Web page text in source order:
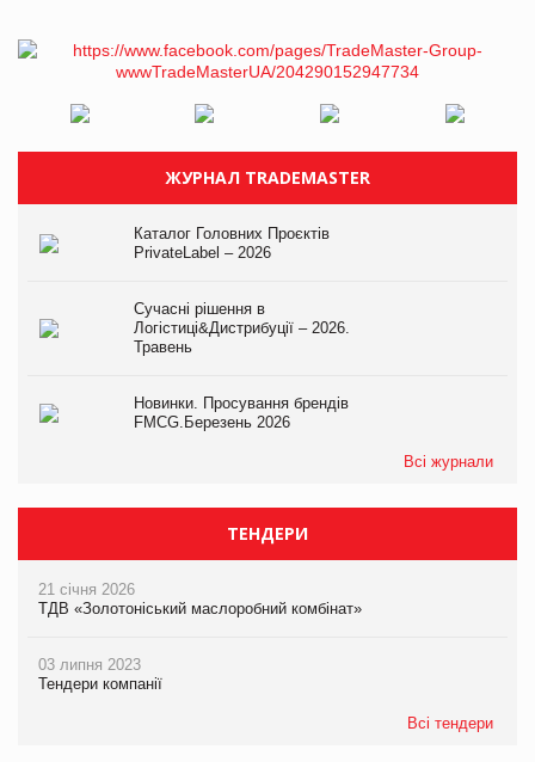
ЖУРНАЛ TRADEMASTER
Каталог Головних Проєктів
PrivateLabel – 2026
Сучасні рішення в
Логістиці&Дистрибуції – 2026.
Травень
Новинки. Просування брендів
FMCG.Березень 2026
Всі журнали
ТЕНДЕРИ
21 січня 2026
ТДВ «Золотоніський маслоробний комбінат»
03 липня 2023
Тендери компанії
Всі тендери